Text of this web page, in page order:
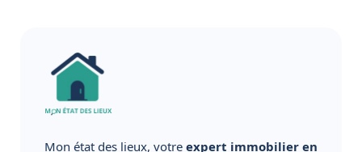
Mon état des lieux, votre expert immobilier en